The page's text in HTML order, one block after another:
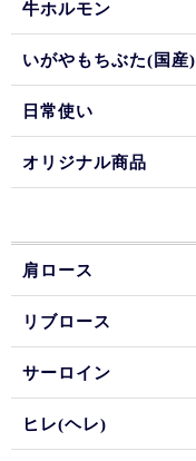
牛ホルモン
いがやもちぶた(国産)
日常使い
オリジナル商品
肩ロース
リブロース
サーロイン
ヒレ(ヘレ)